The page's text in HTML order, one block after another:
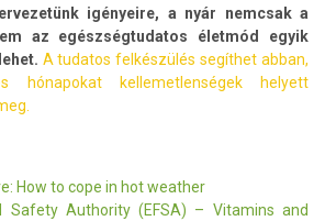
igényeire, a nyár nemcsak a
az egészségtudatos életmód egyik
A tudatos felkészülés segíthet abban,
hónapokat kellemetlenségek helyett
How to cope in hot weather
Safety Authority (EFSA) – Vitamins and